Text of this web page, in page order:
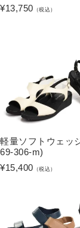
¥13,750 （税込）
軽量ソフトウェッ
69-306-m)
¥15,400 （税込）